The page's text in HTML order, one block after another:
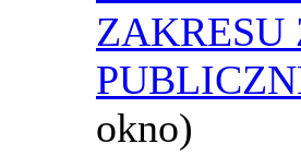
ZAKRESU
okno)